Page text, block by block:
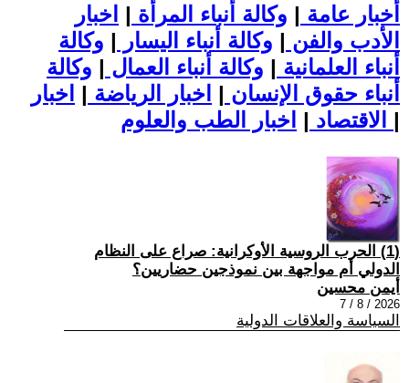
أخبار عامة | وكالة أنباء المرأة | اخبار
الأدب والفن | وكالة أنباء اليسار | وكالة
أنباء العلمانية | وكالة أنباء العمال | وكالة
أنباء حقوق الإنسان | اخبار الرياضة | اخبار
الاقتصاد | |
(1) الحرب الروسية الأوكرانية: صراع على النظام
الدولي أم مواجهة بين نموذجين حضاريين؟
أيمن محسين
2026 / 8 / 7
السياسة والعلاقات الدولية